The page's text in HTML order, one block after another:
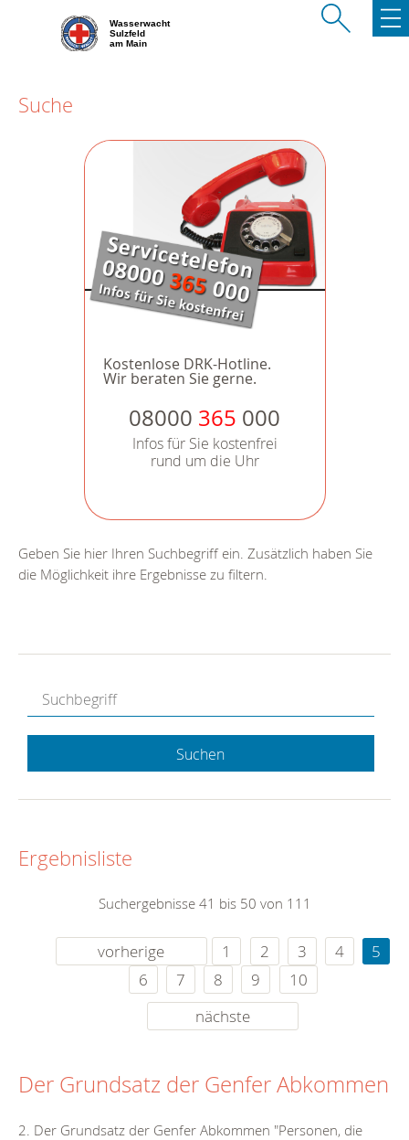
Wasserwacht
Sulzfeld
am Main
Suche
Kostenlose DRK-Hotline.
Wir beraten Sie gerne.
08000 365 000
Infos für Sie kostenfrei
rund um die Uhr
Geben Sie hier Ihren Suchbegriff ein. Zusätzlich haben Sie
die Möglichkeit ihre Ergebnisse zu filtern.
Suchen
Ergebnisliste
Suchergebnisse 41 bis 50 von 111
vorherige 1 2 3 4
5
6
7 8 9
10
nächste
Der Grundsatz der Genfer Abkommen
2. Der Grundsatz der Genfer Abkommen "Personen, die